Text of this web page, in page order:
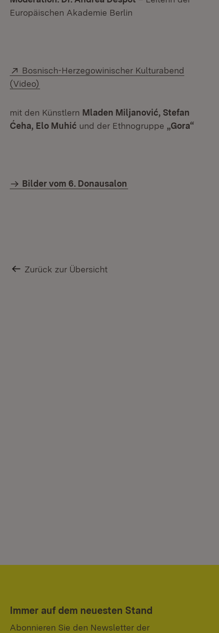
Europäischen Akademie Berlin
Extern:
Bosnisch-Herzegowinischer Kulturabend
(Video)
mit den Künstlern Mladen Miljanović, Stefan
Ćeha, Elo Muhić und der Ethnogruppe „Gora“
Bilder vom 6. Donausalon
Zurück zur Übersicht
Immer auf dem neuesten Stand
Abonnieren Sie den Newsletter der